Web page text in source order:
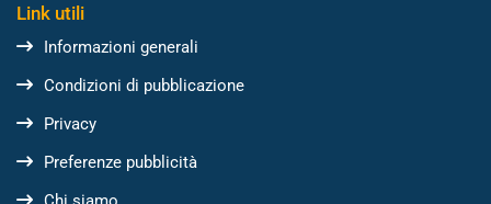
Link utili
Informazioni generali
Condizioni di pubblicazione
Privacy
Preferenze pubblicità